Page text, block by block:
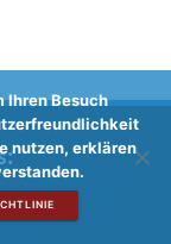
Ihren Besuch
nutzen, erklären